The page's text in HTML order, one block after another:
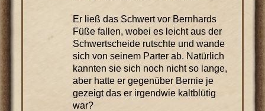
Er ließ das Schwert vor Bernhards
Füße fallen, wobei es leicht aus der
Schwertscheide rutschte und wande
sich von seinem Parter ab. Natürlich
kannten sie sich noch nicht so lange,
aber hatte er gegenüber Bernie je
gezeigt das er irgendwie kaltblütig
war?